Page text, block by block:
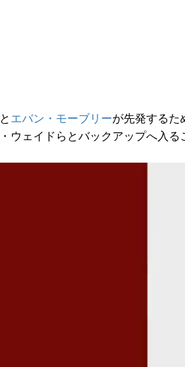
と エバン・モーブリーが先発するた
・ウェイドらとバックアップへ入る